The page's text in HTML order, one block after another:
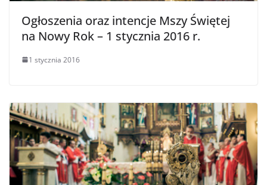
Ogłoszenia oraz intencje Mszy Świętej
na Nowy Rok – 1 stycznia 2016 r.
1 stycznia 2016